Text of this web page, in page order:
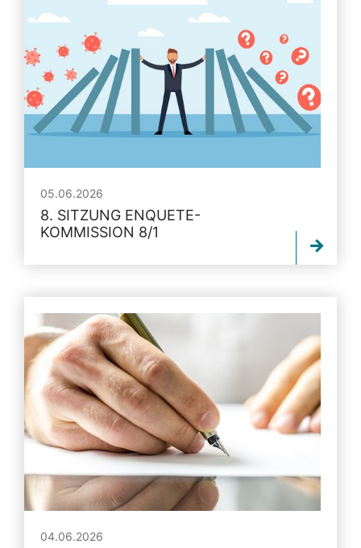
05.06.2026
8. SITZUNG ENQUETE-
KOMMISSION 8/1
04.06.2026